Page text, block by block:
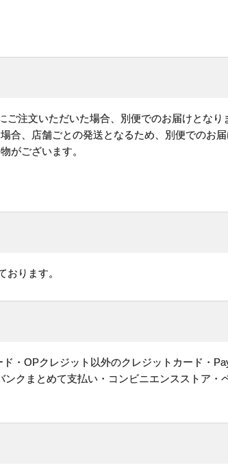
注文いただいた場合、別便でのお届けとなり
合、店舗ごとの発送となるため、別便でのお届
がございます。
ります。
・OPクレジット以外のクレジットカード・
クまとめて支払い・コンビニエンスストア・